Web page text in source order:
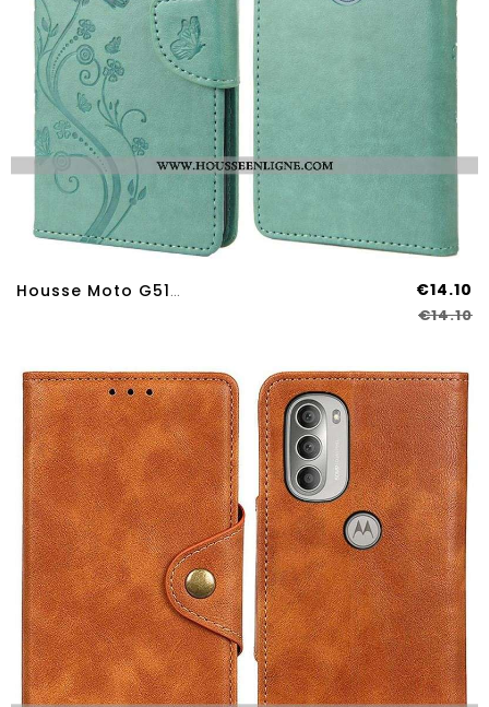
Housse Moto G51 5G Splendides Papillons À Lanière €14.10
€14.10